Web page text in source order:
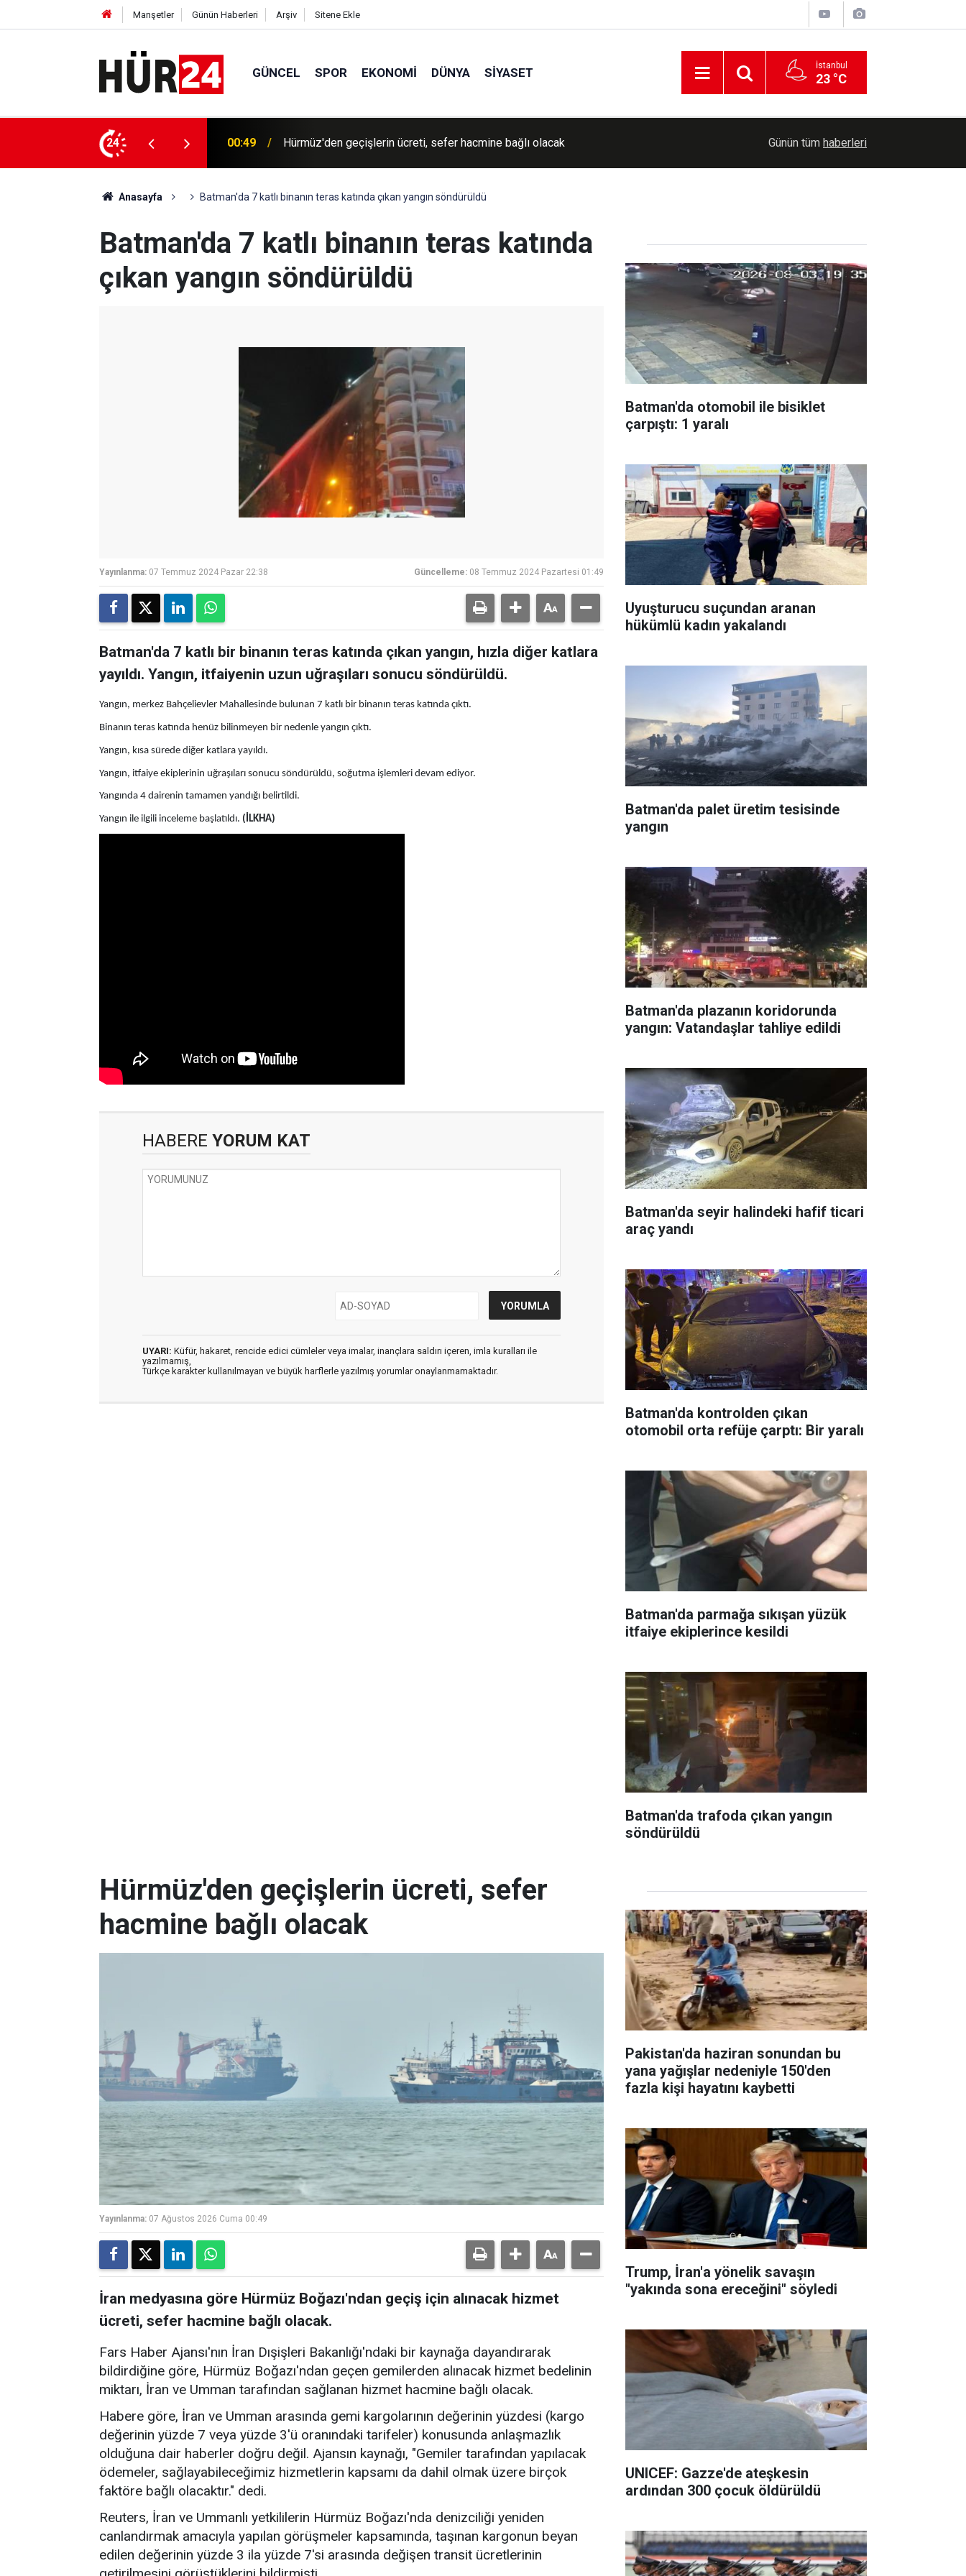
Manşetler Günün Haberleri Arşiv Sitene Ekle
GÜNCEL SPOR EKONOMI DÜNYA SIYASET İstanbul
23 °C
24 00:35 Trump, İran'a yönelik savaşın "yakında sona ereceğini" söyledi Cumhurbaşkanlığına Cevdet Yılmaz vekalet
Günün tüm haberleri
Anasayfa Batman'da 7 katlı binanın teras katında çıkan yangın söndürüldü
Batman'da 7 katlı binanın teras katında
çıkan yangın söndürüldü
Yayınlanma: 07 Temmuz 2024 Pazar 22:38 Güncelleme: 08 Temmuz 2024 Pazartesi 01:49
Batman'da 7 katlı bir binanın teras katında çıkan yangın, hızla diğer katlara
yayıldı. Yangın, itfaiyenin uzun uğraşıları sonucu söndürüldü.
Yangın, merkez Bahçelievler Mahallesinde bulunan 7 katlı bir binanın teras katında çıktı.
Binanın teras katında henüz bilinmeyen bir nedenle yangın çıktı.
Yangın, kısa sürede diğer katlara yayıldı.
Yangın, itfaiye ekiplerinin uğraşıları sonucu söndürüldü, soğutma işlemleri devam ediyor.
Yangında 4 dairenin tamamen yandığı belirtildi.
Yangın ile ilgili inceleme başlatıldı. (İLKHA)
HABERE YORUM KAT
UYARI: Küfür, hakaret, rencide edici cümleler veya imalar, inançlara saldırı içeren, imla kuralları ile
yazılmamış,
Türkçe karakter kullanılmayan ve büyük harflerle yazılmış yorumlar onaylanmamaktadır.
Batman'da otomobil ile bisiklet
çarpıştı: 1 yaralı
Uyuşturucu suçundan aranan
hükümlü kadın yakalandı
Batman'da palet üretim tesisinde
yangın
Batman'da plazanın koridorunda
yangın: Vatandaşlar tahliye edildi
Batman'da seyir halindeki hafif ticari
araç yandı
Batman'da kontrolden çıkan
otomobil orta refüje çarptı: Bir yaralı
Batman'da parmağa sıkışan yüzük
itfaiye ekiplerince kesildi
Batman'da trafoda çıkan yangın
söndürüldü
Hürmüz'den geçişlerin ücreti, sefer
hacmine bağlı olacak
Yayınlanma: 07 Ağustos 2026 Cuma 00:49
İran medyasına göre Hürmüz Boğazı'ndan geçiş için alınacak hizmet
ücreti, sefer hacmine bağlı olacak.
Fars Haber Ajansı'nın İran Dışişleri Bakanlığı'ndaki bir kaynağa dayandırarak
bildirdiğine göre, Hürmüz Boğazı'ndan geçen gemilerden alınacak hizmet bedelinin
miktarı, İran ve Umman tarafından sağlanan hizmet hacmine bağlı olacak.
Habere göre, İran ve Umman arasında gemi kargolarının değerinin yüzdesi (kargo
değerinin yüzde 7 veya yüzde 3'ü oranındaki tarifeler) konusunda anlaşmazlık
olduğuna dair haberler doğru değil. Ajansın kaynağı, "Gemiler tarafından yapılacak
ödemeler, sağlayabileceğimiz hizmetlerin kapsamı da dahil olmak üzere birçok
faktöre bağlı olacaktır." dedi.
Reuters, İran ve Ummanlı yetkililerin Hürmüz Boğazı'nda denizciliği yeniden
canlandırmak amacıyla yapılan görüşmeler kapsamında, taşınan kargonun beyan
edilen değerinin yüzde 3 ila yüzde 7'si arasında değişen transit ücretlerinin
Pakistan'da haziran sonundan bu
yana yağışlar nedeniyle 150'den
fazla kişi hayatını kaybetti
Trump, İran'a yönelik savaşın
"yakında sona ereceğini" söyledi
UNICEF: Gazze'de ateşkesin
ardından 300 çocuk öldürüldü